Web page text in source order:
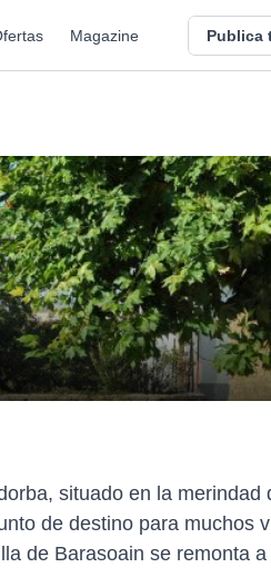
Magazine Publica
situado en la merindad
de destino para muchos
de Barasoain se remonta